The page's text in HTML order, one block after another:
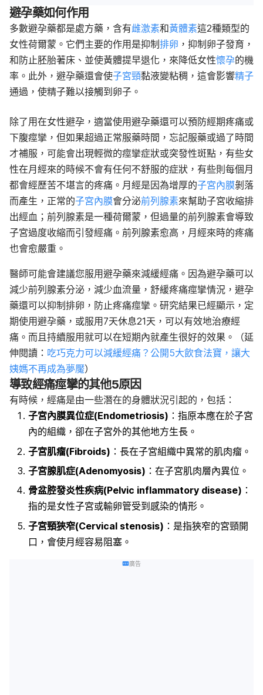
避孕藥如何作用
多數避孕藥都是處方藥，含有雌激素和黃體素這2種類型的
女性荷爾蒙。它們主要的作用是抑制 排卵 ，抑制卵子發育，
和防止胚胎著床、並使黃體提早退化，來降低女性懷孕的機
率。此外，避孕藥還會使子宮頸黏液變粘稠，這會影響精子
通過，使精子難以接觸到卵子。
除了用在女性避孕，適當使用避孕藥還可以預防經期疼痛或
下腹痙攣，但如果超過正常服藥時間，忘記服藥或過了時間
才補服，可能會出現輕微的痙攣症狀或突發性斑點，有些女
性在月經來的時候不會有任何不舒服的症狀，有些則每個月
都會經歷苦不堪言的疼痛。月經是因為增厚的子宮內膜剝落
而產生，正常的子宮內膜會分泌前列腺素來幫助子宮收縮排
出經血；前列腺素是一種荷爾蒙，但過量的前列腺素會導致
子宮過度收縮而引發經痛。前列腺素愈高，月經來時的疼痛
也會愈嚴重。
醫師可能會建議您服用避孕藥來減緩經痛。因為避孕藥可以
減少前列腺素分泌，減少血流量，舒緩疼痛痙攣情況，避孕
藥還可以抑制排卵，防止疼痛痙攣。研究結果已經顯示，定
期使用避孕藥，或服用7天休息21天，可以有效地治療經
痛。而且持續服用就可以在短期內就產生很好的效果。（延
伸閱讀： 吃巧克力可以減緩經痛？公開5大飲食法寶，讓大
姨媽不再成為夢魘）
導致經痛痙攣的其他5原因
有時候，經痛是由一些潛在的身體狀況引起的，包括：
子宮內膜異位症(Endometriosis) ：指原本應在於子宮
內的組織，卻在子宮外的其他地方生長。
子宮肌瘤(Fibroids) ：長在子宮組織中異常的肌肉瘤。
子宮腺肌症(Adenomyosis) ：在子宮肌肉層內異位。
骨盆腔發炎性疾病(Pelvic inflammatory disease) ：
指的是女性子宮或輸卵管受到感染的情形。
子宮頸狹窄(Cervical stenosis) ：是指狹窄的宮頸開
口，會使月經容易阻塞。
廣告